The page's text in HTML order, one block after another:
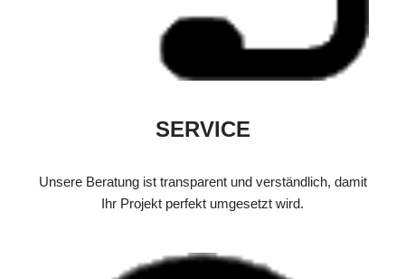
SERVICE
Unsere Beratung ist transparent und verständlich, damit
Ihr Projekt perfekt umgesetzt wird.